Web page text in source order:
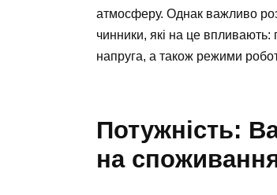
атмосферу. Однак важливо
чинники, які на це впливають:
напруга, а також режими
Потужність:
на